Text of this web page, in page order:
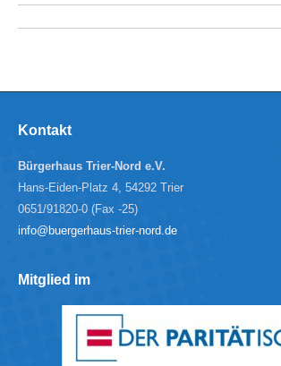
Kontakt
Bürgerhaus Trier-Nord e.V.
Hans-Eiden-Platz 4, 54292 Trier
0651/91820-0 (Fax -25)
info@buergerhaus-trier-nord.de
Mitglied im